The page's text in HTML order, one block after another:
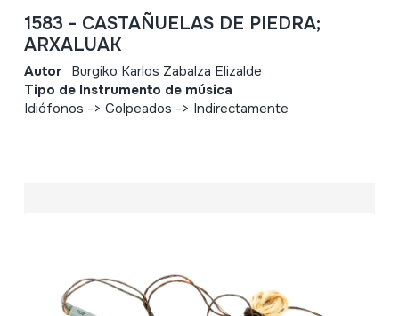
1583 - CASTAÑUELAS DE PIEDRA;
ARXALUAK
Autor Burgiko Karlos Zabalza Elizalde
Tipo de Instrumento de música
Idiófonos -> Golpeados -> Indirectamente